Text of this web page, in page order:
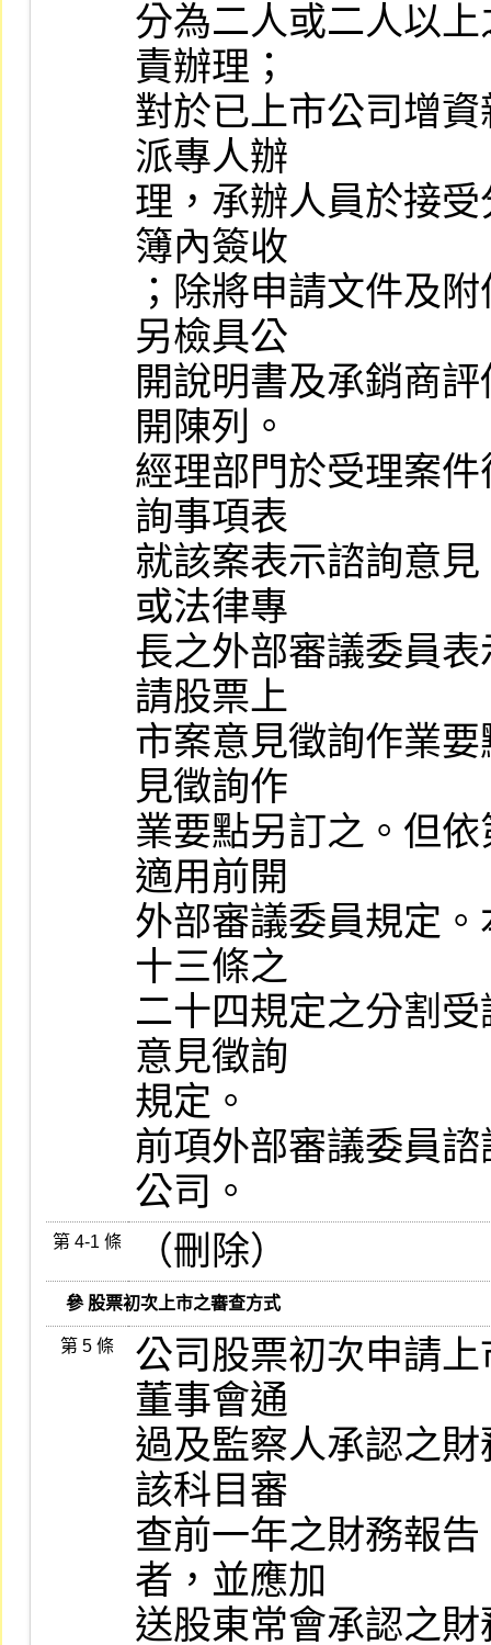
分為二人或二人以
責辦理；
對於已上市公司增
派專人辦
理，承辦人員於接
簿內簽收
；除將申請文件及
另檢具公
開說明書及承銷商
開陳列。
經理部門於受理案
詢事項表
就該案表示諮詢意
或法律專
長之外部審議委員
請股票上
市案意見徵詢作業
見徵詢作
業要點另訂之。但
適用前開
外部審議委員規定
十三條之
二十四規定之分割
意見徵詢
規定。
前項外部審議委員
公司。
第 4-1 條 （刪除）
   參 股票初次上市之審查方式
第 5 條
公司股票初次申請
董事會通
過及監察人承認之
該科目審
查前一年之財務報
者，並應加
送股東常會承認之